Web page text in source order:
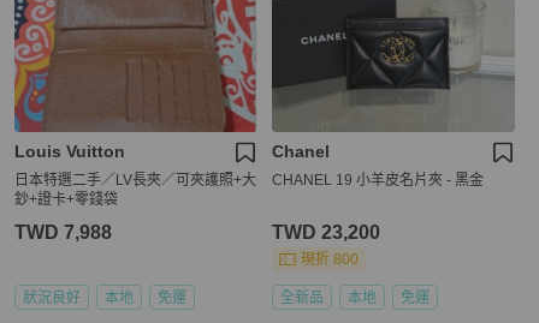
Louis Vuitton
日本特選二手／LV長夾／可夾護照+大
鈔+證卡+零錢袋
TWD 7,988
狀況良好 本地 免運
Chanel
CHANEL 19 小羊皮名片夾 - 黑金
TWD 23,200
現折 800
全新品 本地 免運